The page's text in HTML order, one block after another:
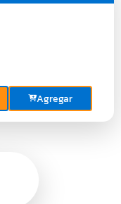
Agregar